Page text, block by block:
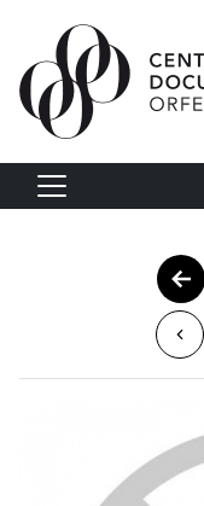
Vés al contingut
Navegació